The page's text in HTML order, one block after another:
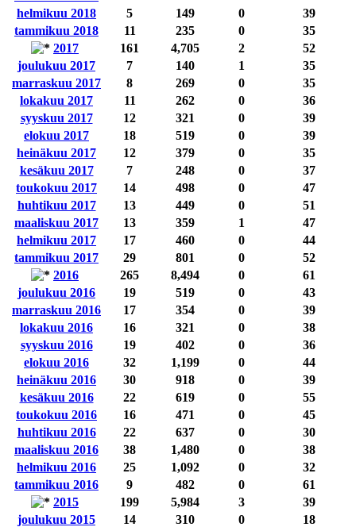
helmikuu 2018
5 149 0
39
tammikuu 2018
11 235 0
35
2017
161 4,705 2
52
joulukuu 2017
7 140 1
35
marraskuu 2017
8 269 0
35
lokakuu 2017
11 262 0
36
syyskuu 2017
12 321 0
39
elokuu 2017
18 519 0
39
heinäkuu 2017
12 379 0
35
kesäkuu 2017
7 248 0
37
toukokuu 2017
14 498 0
47
huhtikuu 2017
13 449 0
51
maaliskuu 2017
13 359 1
47
helmikuu 2017
17 460 0
44
tammikuu 2017
29 801 0
52
2016
265 8,494 0
61
joulukuu 2016
19 519 0
43
marraskuu 2016
17 354 0
39
lokakuu 2016
16 321 0
38
syyskuu 2016
19 402 0
36
elokuu 2016
32 1,199 0
44
heinäkuu 2016
30 918 0
39
kesäkuu 2016
22 619 0
55
toukokuu 2016
16 471 0
45
huhtikuu 2016
22 637 0
30
maaliskuu 2016
38 1,480 0
38
helmikuu 2016
25 1,092 0
32
tammikuu 2016
9 482 0
61
2015
199 5,984 3
39
joulukuu 2015
14 310 0
18